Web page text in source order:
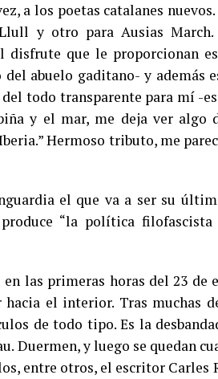
a los poetas catalanes
y otro para Ausias March.
que le proporcionan
abuelo gaditano- y además
todo transparente para mí -
y el mar, me deja ver algo
Hermoso tributo, me
el que va a ser su
“la política
en las primeras horas del 23 de
el interior. Tras muchas
de todo tipo. Es la
Duermen, y luego se quedan
entre otros, el escritor Carles